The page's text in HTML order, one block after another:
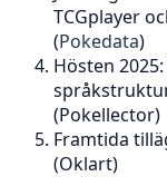
TCGplayer
(Pokedata)
Hösten
(Pokellector)
Framtida
(Oklart)